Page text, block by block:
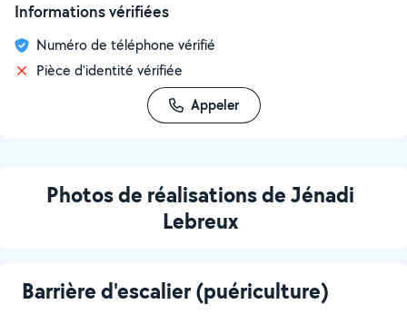
Informations vérifiées
Numéro de téléphone vérifié
Pièce d'identité vérifiée
Appeler
Photos de réalisations de Jénadi
Lebreux
Barrière d'escalier (puériculture)